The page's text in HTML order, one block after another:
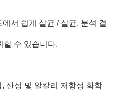
에서 쉽게 살균 / 살균. 분석 결
할 수 있습니다.
산성 및 알칼리 저항성 화학